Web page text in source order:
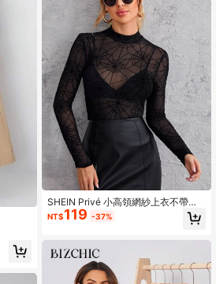
SHEIN Privé 小高領網紗上衣不帶胸
罩
NT$119 -37%